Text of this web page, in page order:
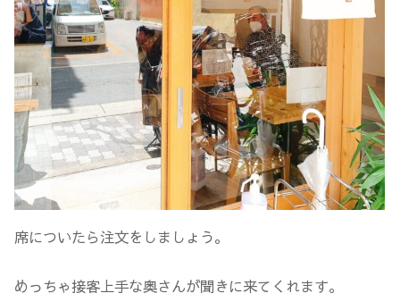
席についたら注文をしましょう。
めっちゃ接客上手な奥さんが聞きに来てくれます。